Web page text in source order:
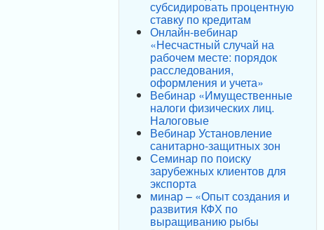
субсидировать процентную
ставку по кредитам
Онлайн-вебинар
«Несчастный случай на
рабочем месте: порядок
расследования,
оформления и учета»
Вебинар «Имущественные
налоги физических лиц.
Налоговые
Вебинар Установление
санитарно-защитных зон
Семинар по поиску
зарубежных клиентов для
экспорта
минар – «Опыт создания и
развития КФХ по
выращиванию рыбы